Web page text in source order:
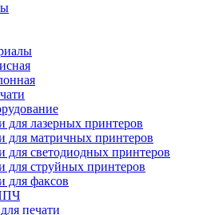
для лазерных принтеров
для матричных принтеров
для светодиодных принтеров
для струйных принтеров
для факсов
печати